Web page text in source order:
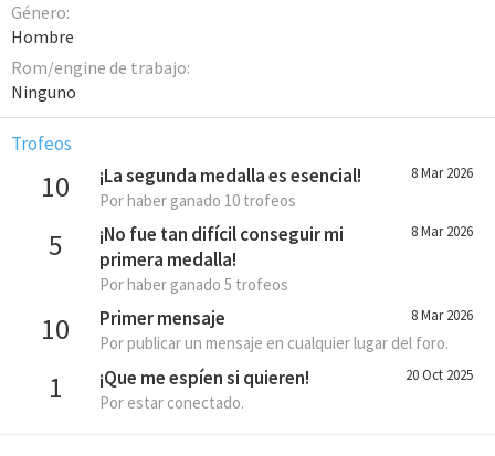
Género
Hombre
Rom/engine de trabajo
Ninguno
Trofeos
10 8 Mar 2026
¡La segunda medalla es esencial!
Por haber ganado 10 trofeos
5 8 Mar 2026
¡No fue tan difícil conseguir mi
primera medalla!
Por haber ganado 5 trofeos
10 8 Mar 2026
Primer mensaje
Por publicar un mensaje en cualquier lugar del foro.
1 20 Oct 2025
¡Que me espíen si quieren!
Por estar conectado.